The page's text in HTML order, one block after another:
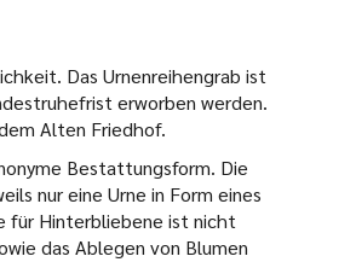
Das Urnenreihengrab ist
erworben werden.
Alten Friedhof.
Bestattungsform. Die
nur eine Urne in Form eines
für Hinterbliebene ist nicht
das Ablegen von Blumen